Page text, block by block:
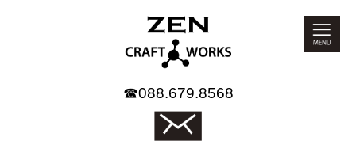
☎088.679.8568